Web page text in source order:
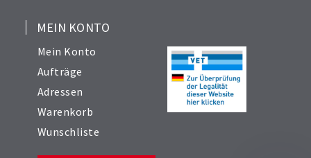
MEIN KONTO
Mein Konto
Aufträge
Adressen
Warenkorb
Wunschliste